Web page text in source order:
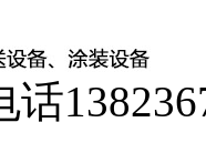
话